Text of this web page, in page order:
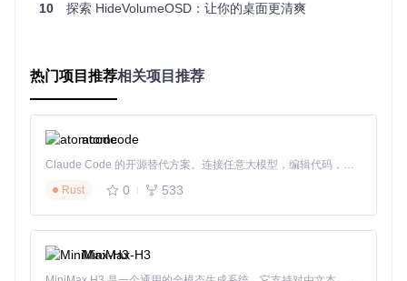
能验证。
游戏场景配置
游戏玩家建议启用增强拦截模式，在程序设置中将"响应敏感
度"调至最高级别。此模式下，工具会忽略系统快速调节信
号，仅在持续音量变化时进行拦截处理，确保游戏过程中不会
因误触音量键导致弹窗闪现。对于《赛博朋克2077》等全屏沉
截。
视频剪辑或直播场景推荐启用"智能延迟"功能，在设置面板中
将延迟时间设为500ms。该配置允许音量条短暂显示后自动隐
10 探索 HideVolumeOSD：让你的桌面更清爽
热门项目推荐相关项目推荐
atomcode
Claude Code 的开源替代方案。连接任意大模型，编辑代码，运行命令，自动验证 — 全自动执行。用 Rust 构建，极致性能。 ｜ An open-source alternative to Claude Code. Connect any LLM, edit code, run commands, and verify changes — autonomously. Built in Rust for speed. Get Started
Rust
0 533
MiniMax-H3